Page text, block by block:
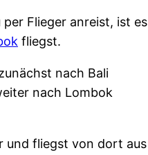
Flieger anreist, ist es
fliegst.
nach Bali
nach Lombok
und fliegst von dort aus